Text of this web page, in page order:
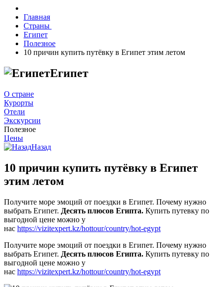
Главная
Страны
Египет
Полезное
10 причин купить путёвку в Египет этим летом
Египет
О стране
Курорты
Отели
Экскурсии
Полезное
Цены
Назад
10 причин купить путёвку в Египет
этим летом
Получите море эмоций от поездки в Египет. Почему нужно
выбрать Египет. Десять плюсов Египта. Купить путевку по
выгодной цене можно у
нас https://vizitexpert.kz/hottour/country/hot-egypt
Получите море эмоций от поездки в Египет. Почему нужно
выбрать Египет. Десять плюсов Египта. Купить путевку по
выгодной цене можно у
нас https://vizitexpert.kz/hottour/country/hot-egypt